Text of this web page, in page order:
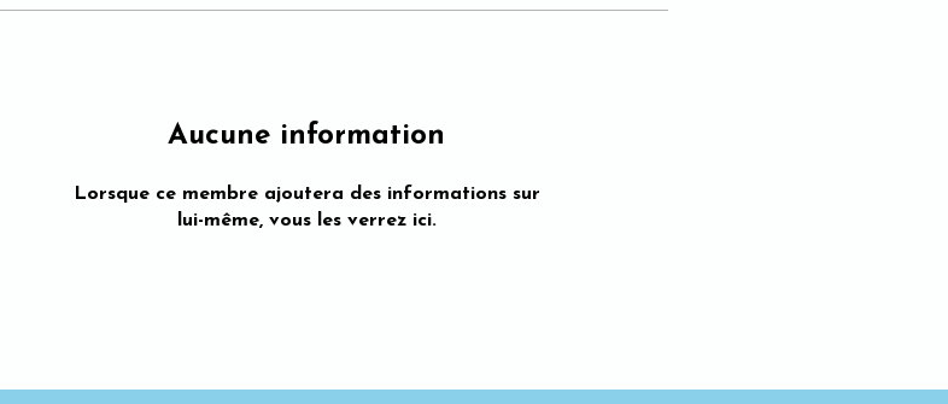
Aucune information
Lorsque ce membre ajoutera des informations sur
lui-même, vous les verrez ici.